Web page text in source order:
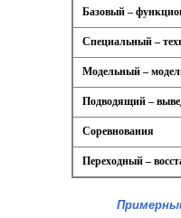
Базовый –
Специальный –
Модельный –
Подводящий –
Соревнования
Переходный –